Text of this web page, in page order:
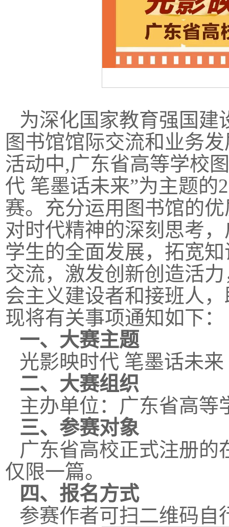
为深化国家教育强国建
图书馆馆际交流和业务
活动中,广东省高等学校
代 笔墨话未来”为主题的
赛。充分运用图书馆的
对时代精神的深刻思考
学生的全面发展，拓宽
交流，激发创新创造活
会主义建设者和接班人
现将有关事项通知如下：
一、大赛主题
光影映时代 笔墨话未来
二、大赛组织
主办单位：广东省高等
三、参赛对象
广东省高校正式注册的
仅限一篇。
四、报名方式
参赛作者可扫二维码自